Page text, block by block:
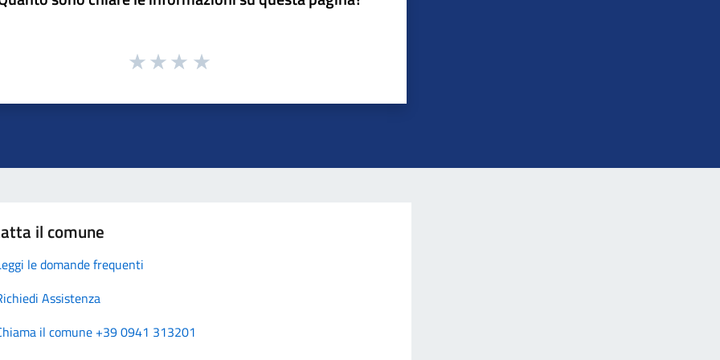
il comune
le domande frequenti
Assistenza
il comune +39 0941 313201